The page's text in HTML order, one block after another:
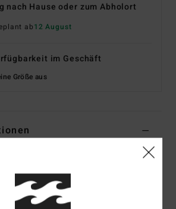
nach Hause oder zum Abholort
ab12 August
im Geschäft
Größe aus
Farbcodeblk